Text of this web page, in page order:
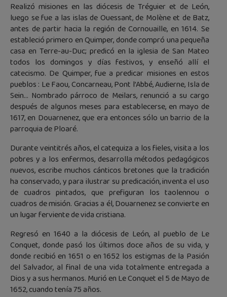
Realizó misiones en las diócesis de Tréguier et de León,
luego se fue a las islas de Ouessant, de Molène et de Batz,
antes de partir hacia la región de Cornouaille, en 1614. Se
estableció primero en Quimper, donde compró una pequeña
casa en Terre-au-Duc; predicó en la iglesia de San Mateo
todos los domingos y días festivos, y enseñó allí el
catecismo. De Quimper, fue a predicar misiones en estos
pueblos : Le Faou, Concarneau, Pont l’Abbé, Audierne, Isla de
Sein… Nombrado párroco de Meilars, renunció a su cargo
después de algunos meses para establecerse, en mayo de
1617, en Douarnenez, que era entonces sólo un barrio de la
parroquia de Ploaré.
Durante veintitrés años, el catequiza a los fieles, visita a los
pobres y a los enfermos, desarrolla métodos pedagógicos
nuevos, escribe muchos cánticos bretones que la tradición
ha conservado, y para ilustrar su predicación, inventa el uso
de cuadros pintados, que prefiguran los taolennou o
cuadros de misión. Gracias a él, Douarnenez se convierte en
un lugar ferviente de vida cristiana.
Regresó en 1640 a la diócesis de León, al pueblo de Le
Conquet, donde pasó los últimos doce años de su vida, y
donde recibió en 1651 o en 1652 los estigmas de la Pasión
del Salvador, al final de una vida totalmente entregada a
Dios y a sus hermanos. Murió en Le Conquet el 5 de Mayo de
1652, cuando tenía 75 años.